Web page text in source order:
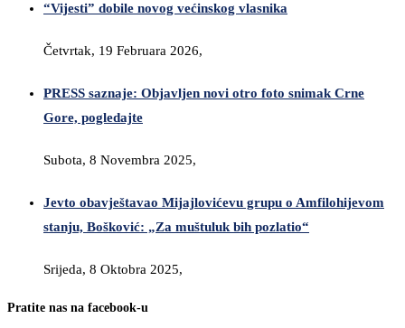
“Vijesti” dobile novog većinskog vlasnika
Četvrtak, 19 Februara 2026,
PRESS saznaje: Objavljen novi otro foto snimak Crne
Gore, pogledajte
Subota, 8 Novembra 2025,
Jevto obavještavao Mijajlovićevu grupu o Amfilohijevom
stanju, Bošković: „Za muštuluk bih pozlatio“
Srijeda, 8 Oktobra 2025,
Pratite nas na facebook-u